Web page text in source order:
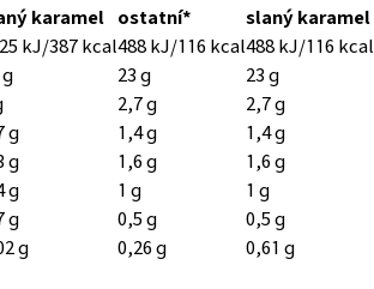
karamel ostatní*
slaný karamel
kJ/387 kcal488 kJ/116 kcal488 kJ/116 kcal
g 23 g
23 g
2,7 g
2,7 g
g 1,4 g
1,4 g
g 1,6 g
1,6 g
g 1 g
1 g
g 0,5 g
0,5 g
g 0,26 g 0,61 g